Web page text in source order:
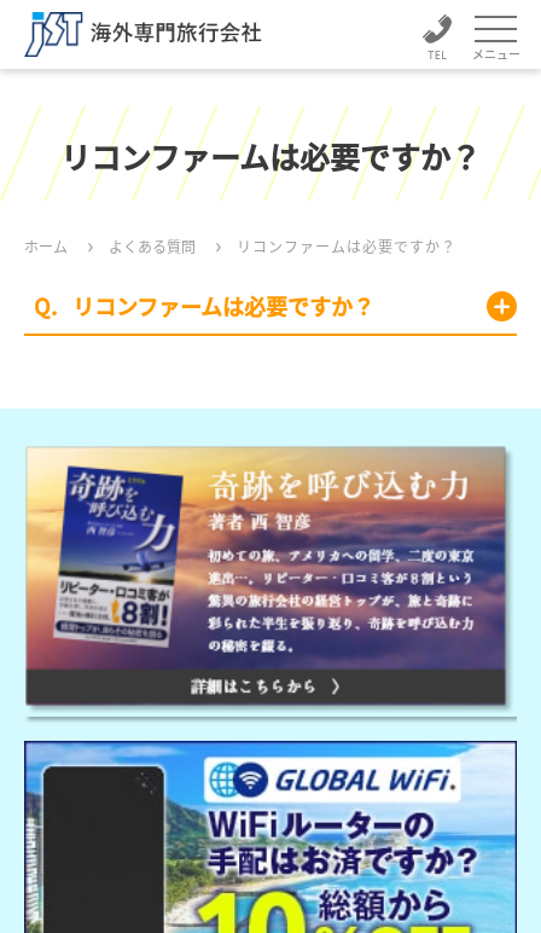
メニュー
リコンファームは必要ですか？
ホーム よくある質問 リコンファームは必要ですか？
リコンファームは必要ですか？